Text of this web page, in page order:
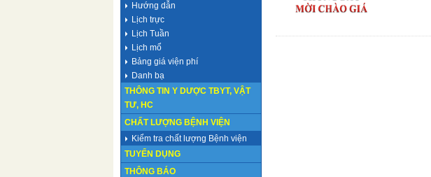
Hướng dẫn
Lịch trực
Lịch Tuần
Lịch mổ
Bảng giá viện phí
Danh bạ
THÔNG TIN Y DƯỢC TBYT, VẬT
TƯ, HC
CHẤT LƯỢNG BỆNH VIỆN
Kiểm tra chất lượng Bệnh viện
TUYỂN DỤNG
THÔNG BÁO